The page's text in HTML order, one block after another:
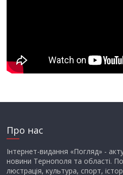
Про нас
Інтернет-видання «Погляд» -
новини Тернополя та області.
люстрація, культура, спорт,